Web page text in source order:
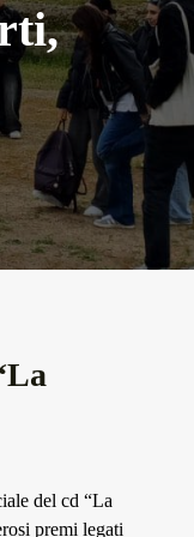
del cd “La
premi legati